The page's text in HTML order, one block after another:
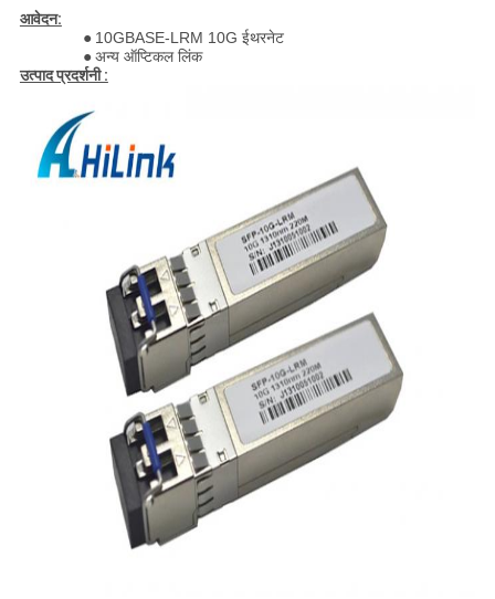
आवेदन:
● 10GBASE-LRM 10G ईथरनेट
●अन्य ऑप्टिकल लिंक
उत्पाद प्रदर्शनी :